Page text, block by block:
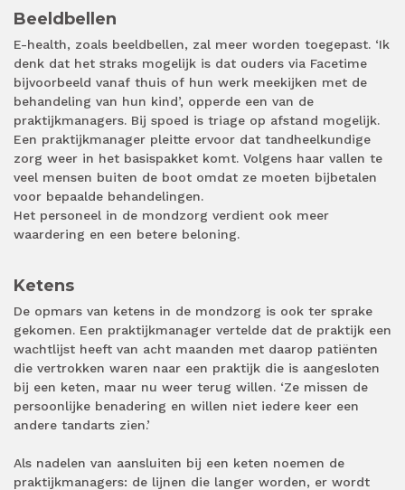
Beeldbellen
E-health, zoals beeldbellen, zal meer worden toegepast. ‘Ik
denk dat het straks mogelijk is dat ouders via Facetime
bijvoorbeeld vanaf thuis of hun werk meekijken met de
behandeling van hun kind’, opperde een van de
praktijkmanagers. Bij spoed is triage op afstand mogelijk.
Een praktijkmanager pleitte ervoor dat tandheelkundige
zorg weer in het basispakket komt. Volgens haar vallen te
veel mensen buiten de boot omdat ze moeten bijbetalen
voor bepaalde behandelingen.
Het personeel in de mondzorg verdient ook meer
waardering en een betere beloning.
Ketens
De opmars van ketens in de mondzorg is ook ter sprake
gekomen. Een praktijkmanager vertelde dat de praktijk een
wachtlijst heeft van acht maanden met daarop patiënten
die vertrokken waren naar een praktijk die is aangesloten
bij een keten, maar nu weer terug willen. ‘Ze missen de
persoonlijke benadering en willen niet iedere keer een
andere tandarts zien.’
Als nadelen van aansluiten bij een keten noemen de
praktijkmanagers: de lijnen die langer worden, er wordt